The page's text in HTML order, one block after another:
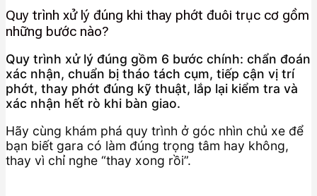
Quy trình xử lý đúng khi thay phớt đuôi trục cơ gồm
những bước nào?
Quy trình xử lý đúng gồm 6 bước chính: chẩn đoán
xác nhận, chuẩn bị tháo tách cụm, tiếp cận vị trí
phớt, thay phớt đúng kỹ thuật, lắp lại kiểm tra và
xác nhận hết rò khi bàn giao.
Hãy cùng khám phá quy trình ở góc nhìn chủ xe để
bạn biết gara có làm đúng trọng tâm hay không,
thay vì chỉ nghe “thay xong rồi”.